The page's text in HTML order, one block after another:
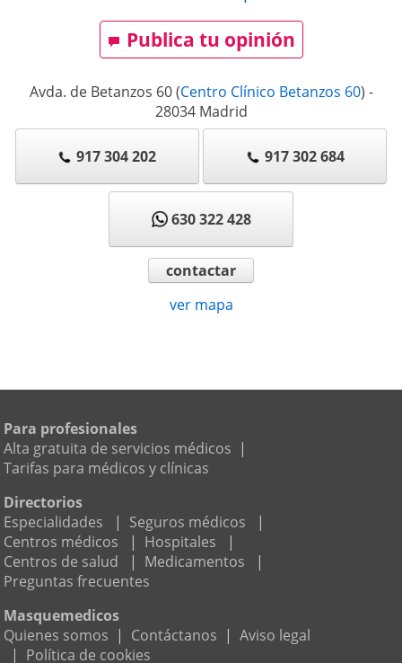
Publica tu opinión
Avda. de Betanzos 60 (Centro Clínico Betanzos 60) -
28034 Madrid
917 304 202 917 302 684
630 322 428
contactar
ver mapa
Para profesionales
Alta gratuita de servicios médicos |
Tarifas para médicos y clínicas
Directorios
Especialidades
| Seguros médicos
|
Centros médicos
| Hospitales
|
Centros de salud
| Medicamentos
|
Preguntas frecuentes
Masquemedicos
Quienes somos | Contáctanos | Aviso legal
| Política de cookies